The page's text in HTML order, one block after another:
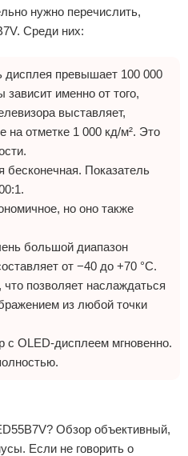
нужно перечислить,
Среди них:
дисплея превышает 100 000
зависит именно от того,
выставляет,
на отметке 1 000 кд/м². Это
бесконечная. Показатель
но оно также
большой диапазон
от −40 до +70 °C.
позволяет наслаждаться
из любой точки
с OLED-дисплеем мгновенно.
Обзор объективный,
Если не говорить о